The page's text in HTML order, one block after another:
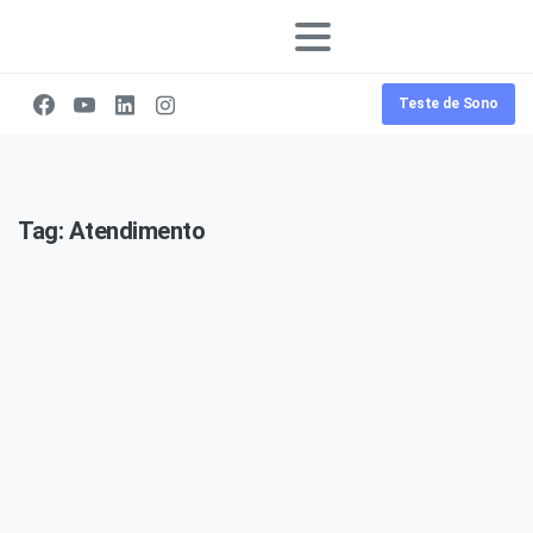
Teste de Sono
Tag: Atendimento